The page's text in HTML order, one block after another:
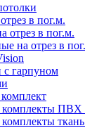
в пог.м.
отрез в пог.м.
на отрез в
с гарпуном
комплекты ПВХ